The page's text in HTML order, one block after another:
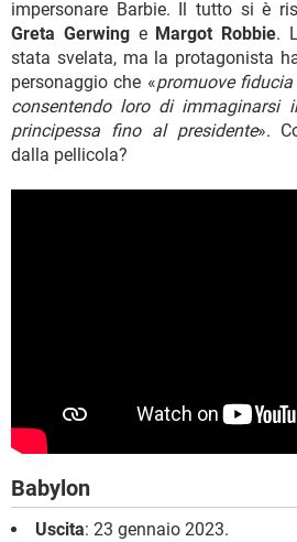
impersonare Barbie. Il tutto si è
Greta Gerwinge Margot Robbie.
stata svelata, ma la protagonista
personaggio che «promuove
consentendo loro di immaginarsi
principessa fino al presidente».
dalla pellicola?
Babylon
Uscita: 23 gennaio 2023.